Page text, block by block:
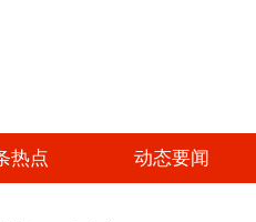
热点 动态要闻